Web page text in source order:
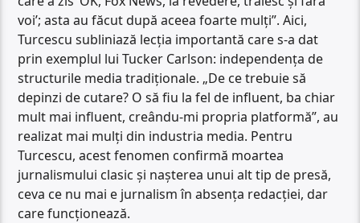
voi’; asta au făcut după aceea foarte mulți”. Aici,
Turcescu subliniază lecția importantă care s-a dat
prin exemplul lui Tucker Carlson: independența de
structurile media tradiționale. „De ce trebuie să
depinzi de cutare? O să fiu la fel de influent, ba chiar
mult mai influent, creându-mi propria platformă”, au
realizat mai mulți din industria media. Pentru
Turcescu, acest fenomen confirmă moartea
jurnalismului clasic și nașterea unui alt tip de presă,
ceva ce nu mai e jurnalism în absența redacției, dar
care funcționează.